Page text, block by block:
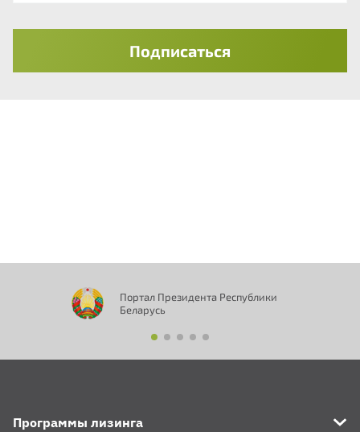
Подписаться
Портал Президента Республики
Беларусь
Программы лизинга